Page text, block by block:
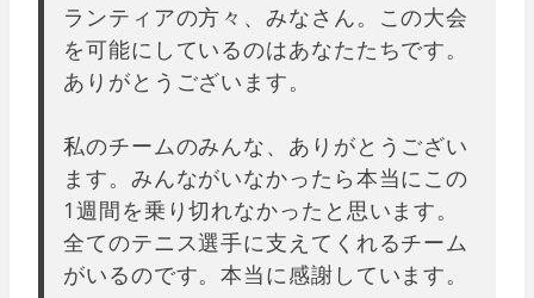
ランティアの方々、みなさん。この大会
を可能にしているのはあなたたちです。
ありがとうございます。
私のチームのみんな、ありがとうござい
ます。みんながいなかったら本当にこの
1週間を乗り切れなかったと思います。
全てのテニス選手に支えてくれるチーム
がいるのです。本当に感謝しています。